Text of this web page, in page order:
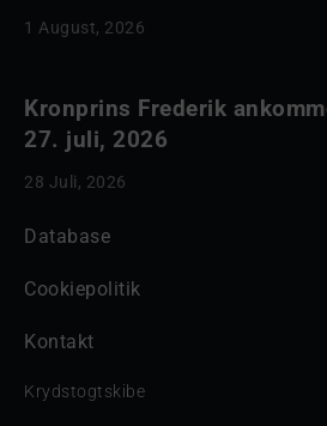
1 August, 2026
Kronprins Frederik
27. juli, 2026
28 Juli, 2026
Database
Cookiepolitik
Kontakt
Krydstogtskibe